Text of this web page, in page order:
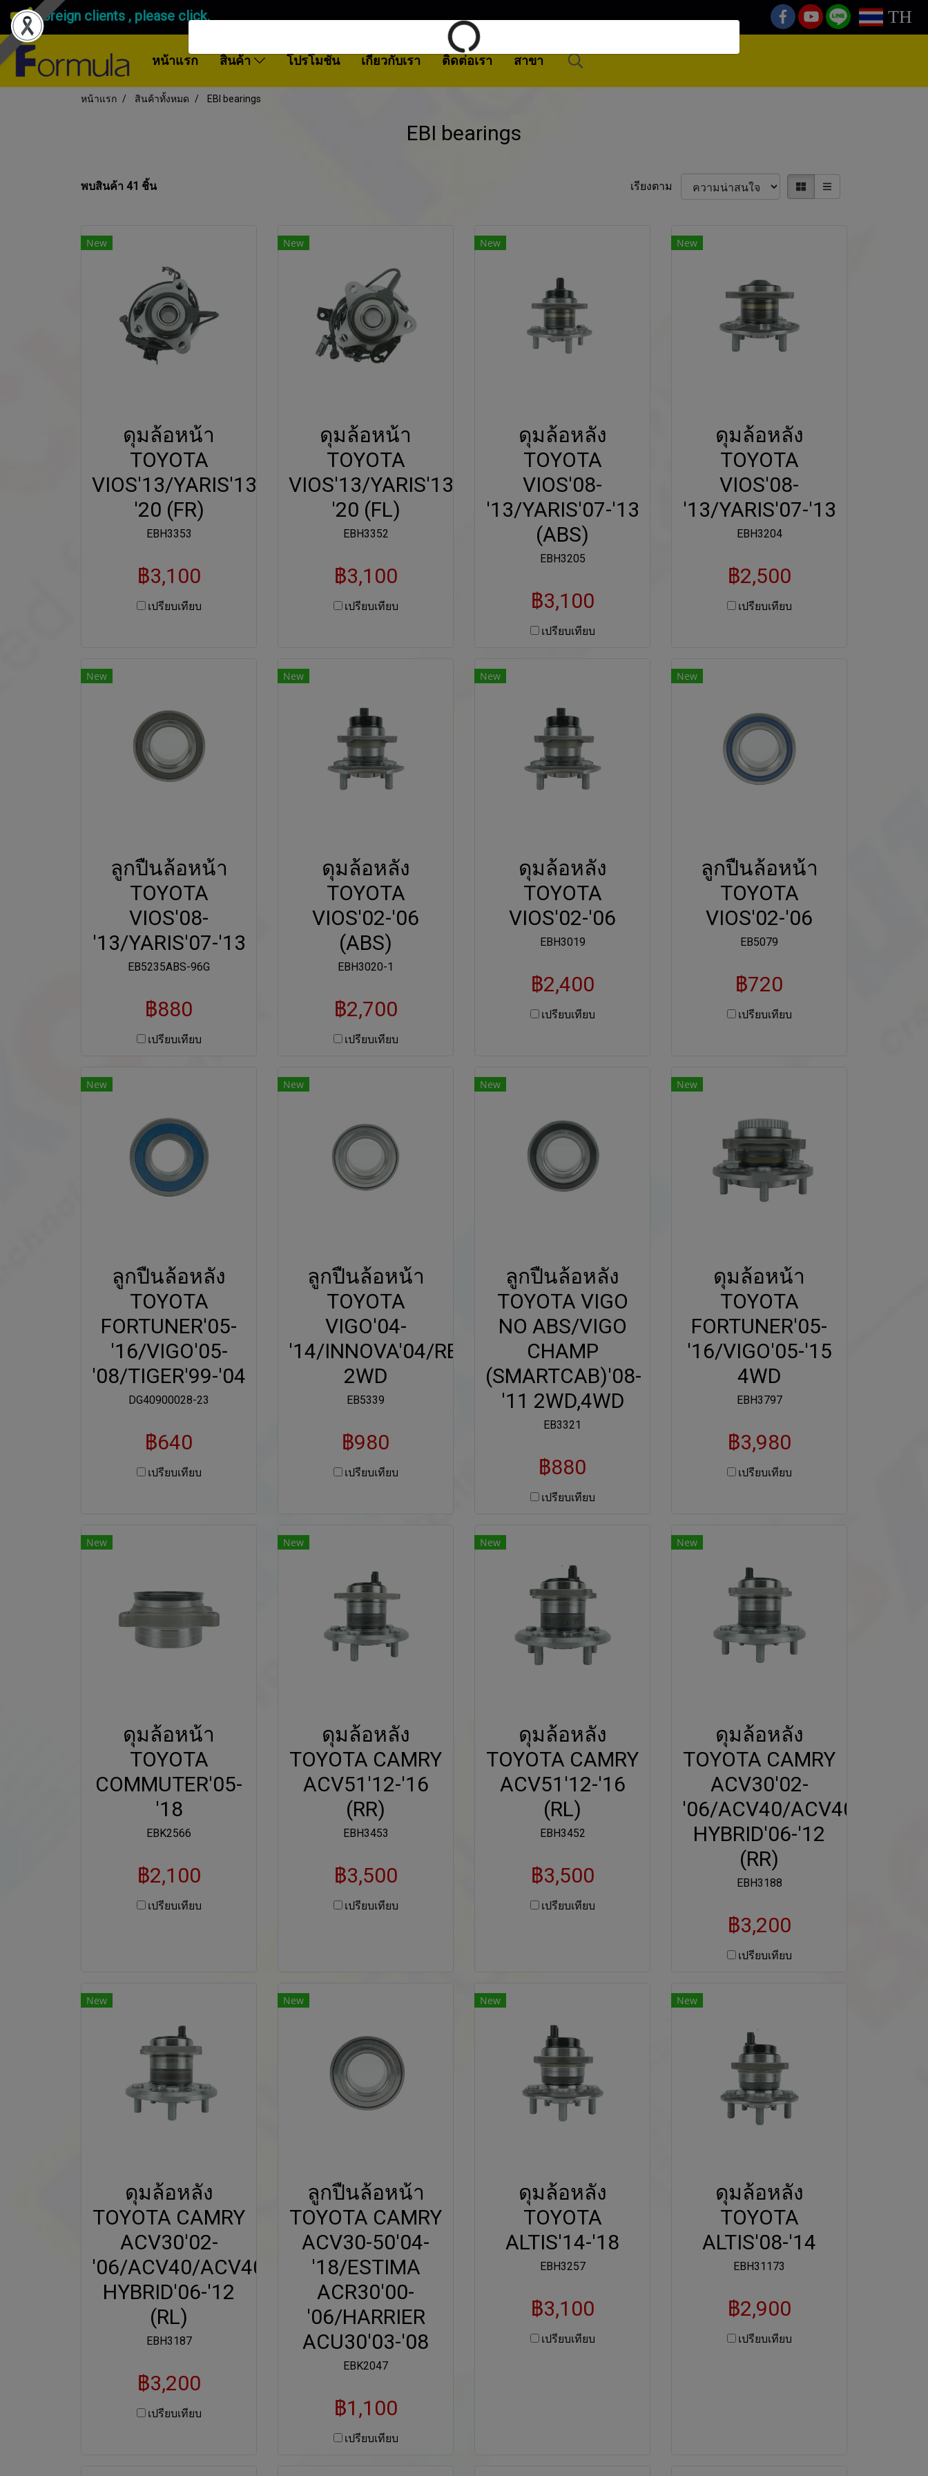
Foreign clients , please click. TH
หน้าแรก สินค้า โปรโมชั่น เกี่ยวกับเรา ติดต่อเรา สาขา
หน้าแรก สินค้าทั้งหมด EBI bearings
EBI bearings
พบสินค้า 41 ชิ้น เรียงตาม
New
ดุมล้อหน้า
TOYOTA
VIOS'13/YARIS'13-
'20 (FR)
EBH3353
฿3,100
เปรียบเทียบ
New
ดุมล้อหน้า
TOYOTA
VIOS'13/YARIS'13-
'20 (FL)
EBH3352
฿3,100
เปรียบเทียบ
New
ดุมล้อหลัง
TOYOTA
VIOS'08-
'13/YARIS'07-'13
(ABS)
EBH3205
฿3,100
เปรียบเทียบ
New
ดุมล้อหลัง
TOYOTA
VIOS'08-
'13/YARIS'07-'13
EBH3204
฿2,500
เปรียบเทียบ
New
ลูกปืนล้อหน้า
TOYOTA
VIOS'08-
'13/YARIS'07-'13
EB5235ABS-96G
฿880
เปรียบเทียบ
New
ดุมล้อหลัง
TOYOTA
VIOS'02-'06
(ABS)
EBH3020-1
฿2,700
เปรียบเทียบ
New
ดุมล้อหลัง
TOYOTA
VIOS'02-'06
EBH3019
฿2,400
เปรียบเทียบ
New
ลูกปืนล้อหน้า
TOYOTA
VIOS'02-'06
EB5079
฿720
เปรียบเทียบ
New
ลูกปืนล้อหลัง
TOYOTA
FORTUNER'05-
'16/VIGO'05-
'08/TIGER'99-'04
DG40900028-23
฿640
เปรียบเทียบ
New
ลูกปืนล้อหน้า
TOYOTA
VIGO'04-
'14/INNOVA'04/REVO'15
2WD
EB5339
฿980
เปรียบเทียบ
New
ลูกปืนล้อหลัง
TOYOTA VIGO
NO ABS/VIGO
CHAMP
(SMARTCAB)'08-
'11 2WD,4WD
EB3321
฿880
เปรียบเทียบ
New
ดุมล้อหน้า
TOYOTA
FORTUNER'05-
'16/VIGO'05-'15
4WD
EBH3797
฿3,980
เปรียบเทียบ
New
ดุมล้อหน้า
TOYOTA
COMMUTER'05-
'18
EBK2566
฿2,100
เปรียบเทียบ
New
ดุมล้อหลัง
TOYOTA CAMRY
ACV51'12-'16
(RR)
EBH3453
฿3,500
เปรียบเทียบ
New
ดุมล้อหลัง
TOYOTA CAMRY
ACV51'12-'16
(RL)
EBH3452
฿3,500
เปรียบเทียบ
New
ดุมล้อหลัง
TOYOTA CAMRY
ACV30'02-
'06/ACV40/ACV40
HYBRID'06-'12
(RR)
EBH3188
฿3,200
เปรียบเทียบ
New
ดุมล้อหลัง
TOYOTA CAMRY
ACV30'02-
'06/ACV40/ACV40
HYBRID'06-'12
(RL)
EBH3187
฿3,200
เปรียบเทียบ
New
ลูกปืนล้อหน้า
TOYOTA CAMRY
ACV30-50'04-
'18/ESTIMA
ACR30'00-
'06/HARRIER
ACU30'03-'08
EBK2047
฿1,100
เปรียบเทียบ
New
ดุมล้อหลัง
TOYOTA
ALTIS'14-'18
EBH3257
฿3,100
เปรียบเทียบ
New
ดุมล้อหลัง
TOYOTA
ALTIS'08-'14
EBH31173
฿2,900
เปรียบเทียบ